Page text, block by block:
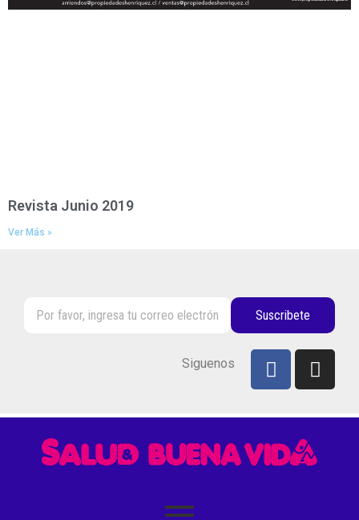
Revista Junio 2019
Ver Más »
Suscribete
Siguenos